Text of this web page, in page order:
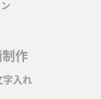
作
字入れ